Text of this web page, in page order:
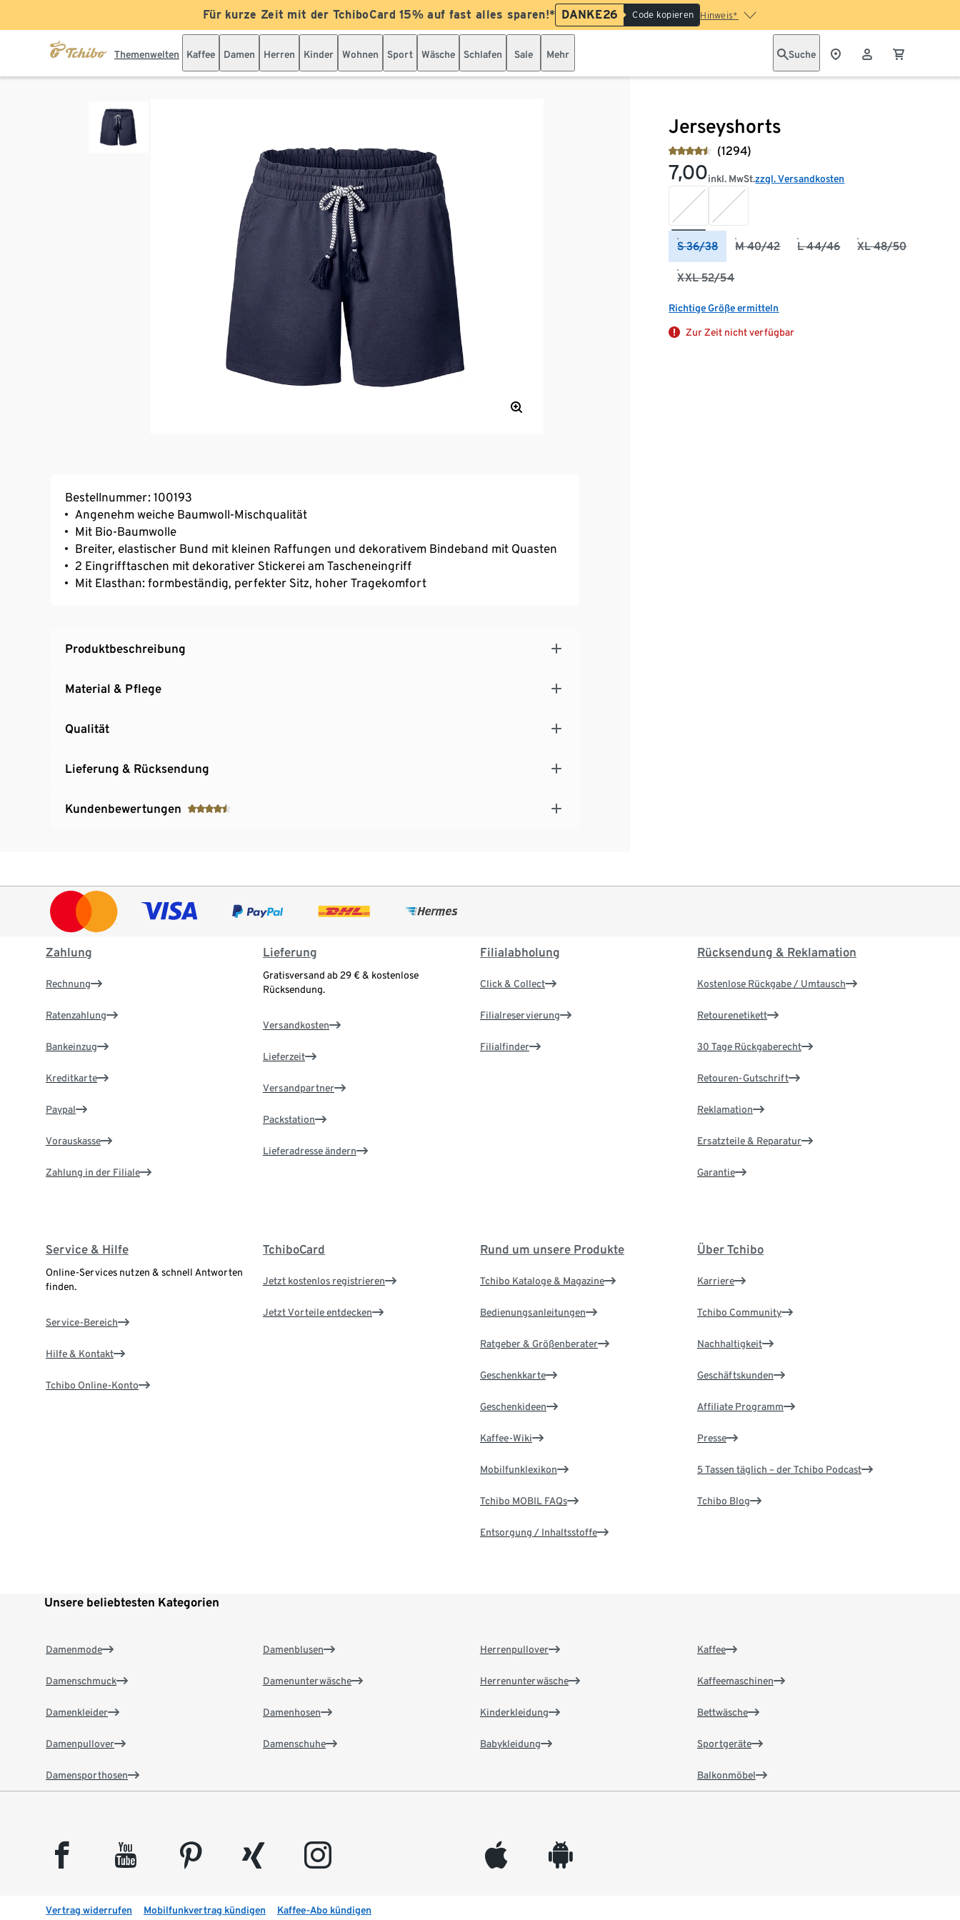
Für kurze Zeit mit der TchiboCard 15% auf fast alles sparen!* DANKE26 Code kopieren Hinweis*
Themenwelten Kaffee Damen Herren Kinder Wohnen Sport Wäsche Schlafen Sale Mehr Suche
Jerseyshorts
(1294)
7,00inkl. MwSt.zzgl. Versandkosten
S 36/38 M 40/42 L 44/46 XL 48/50
XXL 52/54
Richtige Größe ermitteln
Zur Zeit nicht verfügbar
Bestellnummer: 100193
Angenehm weiche Baumwoll-Mischqualität
Mit Bio-Baumwolle
Breiter, elastischer Bund mit kleinen Raffungen und dekorativem Bindeband mit Quasten
2 Eingrifftaschen mit dekorativer Stickerei am Tascheneingriff
Mit Elasthan: formbeständig, perfekter Sitz, hoher Tragekomfort
Produktbeschreibung
Material & Pflege
Qualität
Lieferung & Rücksendung
Kundenbewertungen
Zahlung
Rechnung
Ratenzahlung
Bankeinzug
Kreditkarte
Paypal
Vorauskasse
Zahlung in der Filiale
Lieferung
Gratisversand ab 29 € & kostenlose
Rücksendung.
Versandkosten
Lieferzeit
Versandpartner
Packstation
Lieferadresse ändern
Filialabholung
Click & Collect
Filialreservierung
Filialfinder
Rücksendung & Reklamation
Kostenlose Rückgabe / Umtausch
Retourenetikett
30 Tage Rückgaberecht
Retouren-Gutschrift
Reklamation
Ersatzteile & Reparatur
Garantie
Service & Hilfe
Online-Services nutzen & schnell Antworten
finden.
Service-Bereich
Hilfe & Kontakt
Tchibo Online-Konto
TchiboCard
Jetzt kostenlos registrieren
Jetzt Vorteile entdecken
Rund um unsere Produkte
Tchibo Kataloge & Magazine
Bedienungsanleitungen
Ratgeber & Größenberater
Geschenkkarte
Geschenkideen
Kaffee-Wiki
Mobilfunklexikon
Tchibo MOBIL FAQs
Entsorgung / Inhaltsstoffe
Über Tchibo
Karriere
Tchibo Community
Nachhaltigkeit
Geschäftskunden
Affiliate Programm
Presse
5 Tassen täglich – der Tchibo Podcast
Tchibo Blog
Unsere beliebtesten Kategorien
Damenmode
Damenschmuck
Damenkleider
Damenpullover
Damensporthosen
Damenblusen
Damenunterwäsche
Damenhosen
Damenschuhe
Herrenpullover
Herrenunterwäsche
Kinderkleidung
Babykleidung
Kaffee
Kaffeemaschinen
Bettwäsche
Sportgeräte
Balkonmöbel
facebook youtube pinterest xing instagram appleinc android
Vertrag widerrufen Mobilfunkvertrag kündigen Kaffee-Abo kündigen